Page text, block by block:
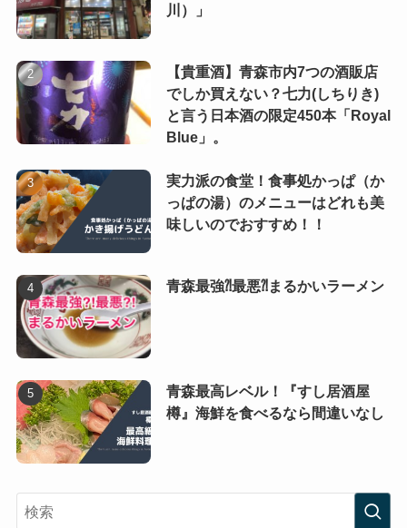
川）」
【貴重酒】青森市内7つの酒販店
でしか買えない？七力(しちりき)
と言う日本酒の限定450本「Royal
Blue」。
実力派の食堂！食事処かっぱ（か
っぱの湯）のメニューはどれも美
味しいのでおすすめ！！
青森最強⁈最悪⁈まるかいラーメン
青森最高レベル！『すし居酒屋
樽』海鮮を食べるなら間違いなし